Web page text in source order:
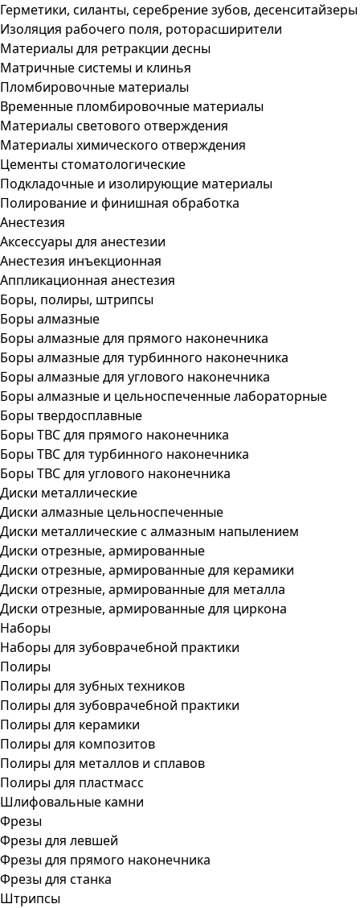
Герметики, силанты, серебрение зубов, десенситайзеры
Изоляция рабочего поля, роторасширители
Материалы для ретракции десны
Матричные системы и клинья
Пломбировочные материалы
Временные пломбировочные материалы
Материалы светового отверждения
Материалы химического отверждения
Цементы стоматологические
Подкладочные и изолирующие материалы
Полирование и финишная обработка
Анестезия
Аксессуары для анестезии
Анестезия инъекционная
Аппликационная анестезия
Боры, полиры, штрипсы
Боры алмазные
Боры алмазные для прямого наконечника
Боры алмазные для турбинного наконечника
Боры алмазные для углового наконечника
Боры алмазные и цельноспеченные лабораторные
Боры твердосплавные
Боры ТВС для прямого наконечника
Боры ТВС для турбинного наконечника
Боры ТВС для углового наконечника
Диски металлические
Диски алмазные цельноспеченные
Диски металлические с алмазным напылением
Диски отрезные, армированные
Диски отрезные, армированные для керамики
Диски отрезные, армированные для металла
Диски отрезные, армированные для циркона
Наборы
Наборы для зубоврачебной практики
Полиры
Полиры для зубных техников
Полиры для зубоврачебной практики
Полиры для керамики
Полиры для композитов
Полиры для металлов и сплавов
Полиры для пластмасс
Шлифовальные камни
Фрезы
Фрезы для левшей
Фрезы для прямого наконечника
Фрезы для станка
Штрипсы